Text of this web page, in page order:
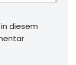
diesem